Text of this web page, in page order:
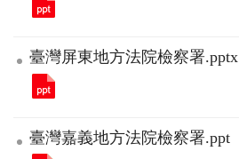
臺灣屏東地方法院檢察署.pptx
臺灣嘉義地方法院檢察署.ppt